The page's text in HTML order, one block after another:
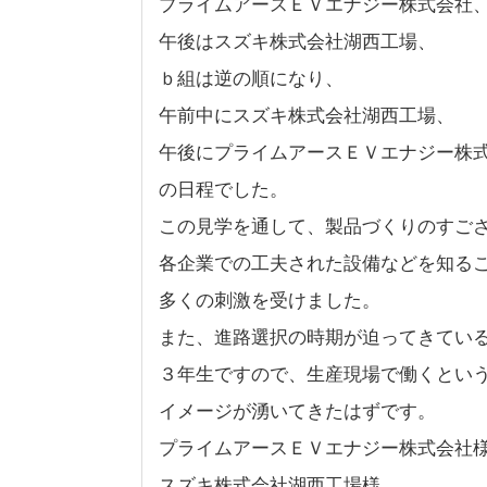
プライムアースＥＶエナジー株式会社、
午後はスズキ株式会社湖西工場、
ｂ組は逆の順になり、
午前中にスズキ株式会社湖西工場、
午後にプライムアースＥＶエナジー株
の日程でした。
この見学を通して、製品づくりのすご
各企業での工夫された設備などを知る
多くの刺激を受けました。
また、進路選択の時期が迫ってきてい
３年生ですので、生産現場で働くという
イメージが湧いてきたはずです。
プライムアースＥＶエナジー株式会社